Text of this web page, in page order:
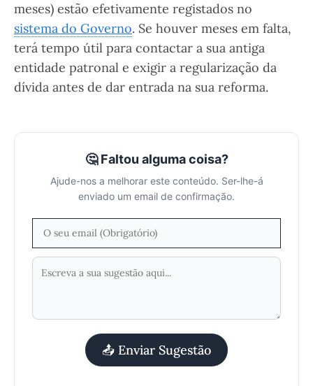
meses) estão efetivamente registados no
sistema do Governo. Se houver meses em falta,
terá tempo útil para contactar a sua antiga
entidade patronal e exigir a regularização da
dívida antes de dar entrada na sua reforma.
🤔 Faltou alguma coisa?
Ajude-nos a melhorar este conteúdo. Ser-lhe-á
enviado um email de confirmação.
📤 Enviar Sugestão